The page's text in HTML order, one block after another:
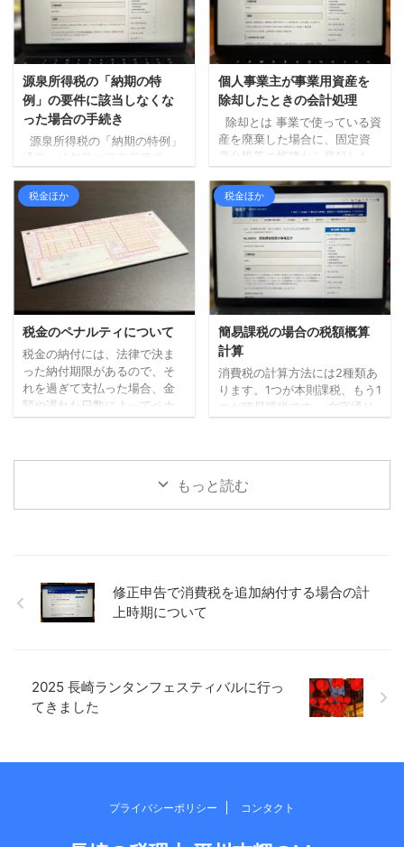
所得税の確定申告書または住
民税の確定申告書を提出して
いる場合は、別途「事業税」
の申告書を提出する必要はあ
りません。 対象となる所得
事業税と名前についています
が、個人事業主すべてに課税
されるわけではないです。 そ
して、事業での所得だけに課
税されるわけでもありませ
ん。 対象 ...
金、ならない税金について確
認してみます。 経費にならな
いもの 経費に含めることがで
きない主な税金は以下のとお
り。 所得税 住民税（都道府
県・市税） 延滞税などのペナ
ルティとなる税金 源泉所得税
消費税（税抜経理の場合） 所
得税や住民税は、所得に対し
て課税されるので、その所得
を計算する際の経費にする ...
源泉所得税の「納期の特
例」の要件に該当しなくな
った場合の手続き
源泉所得税の「納期の特例」
税）は、預かった翌月10日ま
でに納付するのが原則となっ
ています。 従業員がいる事業
所であれば、給与は毎月支給
しているでしょうから、基本
的には毎月10日までに納めな
す。 ただ、一定の条件を満た
す事業所は、毎月ではなく半
年に1回の納付でいいですよ。
というのが、いわゆる源泉所
得税の「納期の特例」です。
具体的には、1月から6月まで
に預かった所得税を7月10日ま
個人事業主が事業用資産を
除却したときの会計処理
除却とは 事業で使っている資
産を廃棄した場合に、固定資
産台帳等の帳簿から登録した
となります。 これを「除却」
といいます（事業で使わなく
なったケースでの手続もあり
ますが、今回は廃棄した場合
についてのみ確認します）。
除却時の会計処理 個人事業主
が事業用の資産を売却する場
合、法人とは違う取り扱いと
なる部分があるので注意が必
要です。 個人事業主が事業用
るかというと、この場合「事
業所得」に含めることになり
ます。 つまり、 ...
税金ほか
税金のペナルティについて
税金の納付には、法律で決ま
った納付期限があるので、そ
れを過ぎて支払った場合、金
額や遅れた日数によってペナ
本税に対して「附帯税」と呼
わけて「延滞税」と「加算
税」2つあります。 延滞税 延
課される税金で、感覚として
は利息に近いものと言えま
税金ほか
簡易課税の場合の税額概算
計算
消費税の計算方法には2種類あ
ります。1つが本則課税、もう1
つが簡易課税です。 文字通り
税は簡単な計算方法です。 本
日は簡易課税を選択している
場合に、概算で税額を計算す
る方法について確認したいと
ことで選択適用できる制度で
なので、売上時に預か ...
もっと読む
修正申告で消費税を追加納付する場合の計
上時期について
2025 長崎ランタンフェスティバルに行っ
てきました
プライバシーポリシー コンタクト